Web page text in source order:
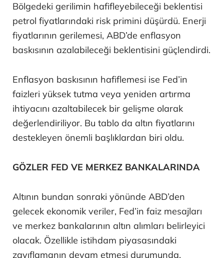
Bölgedeki gerilimin hafifleyebileceği beklentisi
petrol fiyatlarındaki risk primini düşürdü. Enerji
fiyatlarının gerilemesi, ABD’de enflasyon
baskısının azalabileceği beklentisini güçlendirdi.
Enflasyon baskısının hafiflemesi ise Fed’in
faizleri yüksek tutma veya yeniden artırma
ihtiyacını azaltabilecek bir gelişme olarak
değerlendiriliyor. Bu tablo da altın fiyatlarını
destekleyen önemli başlıklardan biri oldu.
GÖZLER FED VE MERKEZ BANKALARINDA
Altının bundan sonraki yönünde ABD’den
gelecek ekonomik veriler, Fed’in faiz mesajları
ve merkez bankalarının altın alımları belirleyici
olacak. Özellikle istihdam piyasasındaki
zayıflamanın devam etmesi durumunda,